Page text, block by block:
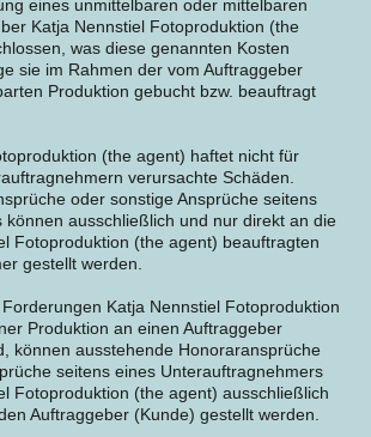
eines unmittelbaren oder mittelbaren
Katja Nennstiel Fotoproduktion (the
was diese genannten Kosten
sie im Rahmen der vom Auftraggeber
Produktion gebucht bzw. beauftragt
(the agent) haftet nicht für
verursachte Schäden.
oder sonstige Ansprüche seitens
können ausschließlich und nur direkt an die
Fotoproduktion (the agent) beauftragten
gestellt werden.
Katja Nennstiel Fotoproduktion
Produktion an einen Auftraggeber
können ausstehende Honoraransprüche
seitens eines Unterauftragnehmers
Fotoproduktion (the agent) ausschließlich
Auftraggeber (Kunde) gestellt werden.